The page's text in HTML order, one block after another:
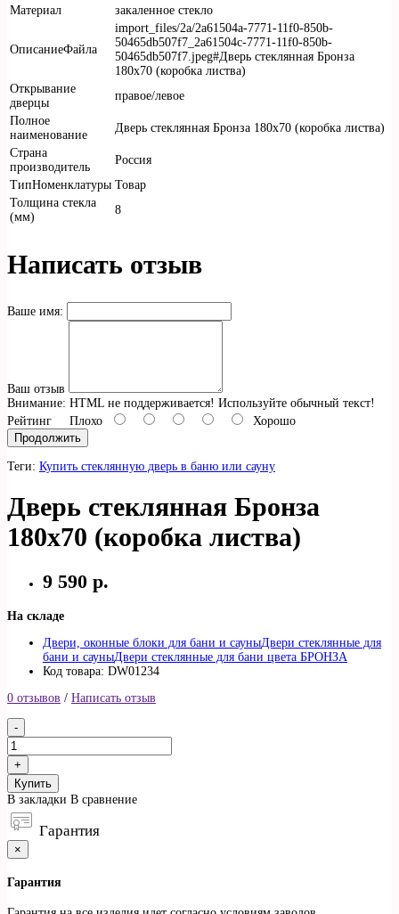
Материал
закаленное стекло
ОписаниеФайла
import_files/2a/2a61504a-7771-11f0-850b-
50465db507f7_2a61504c-7771-11f0-850b-
50465db507f7.jpeg#Дверь стеклянная Бронза
180х70 (коробка листва)
Открывание
дверцы
правое/левое
Полное
наименование
Дверь стеклянная Бронза 180х70 (коробка листва)
Страна
производитель
Россия
ТипНоменклатуры Товар
Толщина стекла
(мм)
8
Написать отзыв
Ваше имя:
Ваш отзыв
Внимание: HTML не поддерживается! Используйте обычный текст!
Рейтинг Плохо
Хорошо
Продолжить
Теги: Купить стеклянную дверь в баню или сауну
Дверь стеклянная Бронза
180х70 (коробка листва)
9 590 р.
На складе
Двери, оконные блоки для бани и сауныДвери стеклянные для
бани и сауныДвери стеклянные для бани цвета БРОНЗА
Код товара: DW01234
0 отзывов / Написать отзыв
Купить
В закладки В сравнение
Гарантия
×
Гарантия